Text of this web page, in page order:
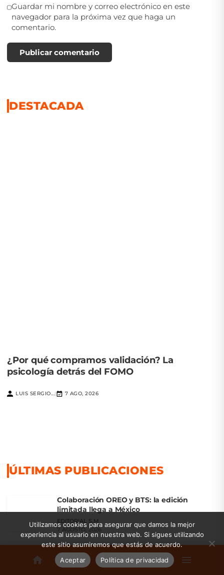
Guardar mi nombre y correo electrónico en este
navegador para la próxima vez que haga un
comentario.
Publicar comentario
DESTACADA
¿Por qué compramos validación? La
psicología detrás del FOMO
LUIS SERGIO...| 7 AGO, 2026
ÚLTIMAS PUBLICACIONES
Colaboración OREO y BTS: la edición
limitada llega a México
EDITORIAL S.M
7 AGOSTO, 2026
¿Por qué compramos validación? La
psicología detrás del FOMO
LUIS SERGIO MORA PEÑA
Utilizamos cookies para asegurar que damos la mejor
experiencia al usuario en nuestra web. Si sigues utilizando
este sitio asumiremos que estás de acuerdo.
Aceptar
Política de privacidad